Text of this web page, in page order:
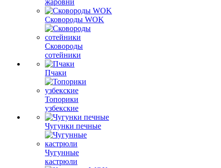
жаровни
Сковороды WOK
Сковороды
сотейники
Пчаки
Топорики
узбекские
Чугунки печные
Чугунные
кастрюли